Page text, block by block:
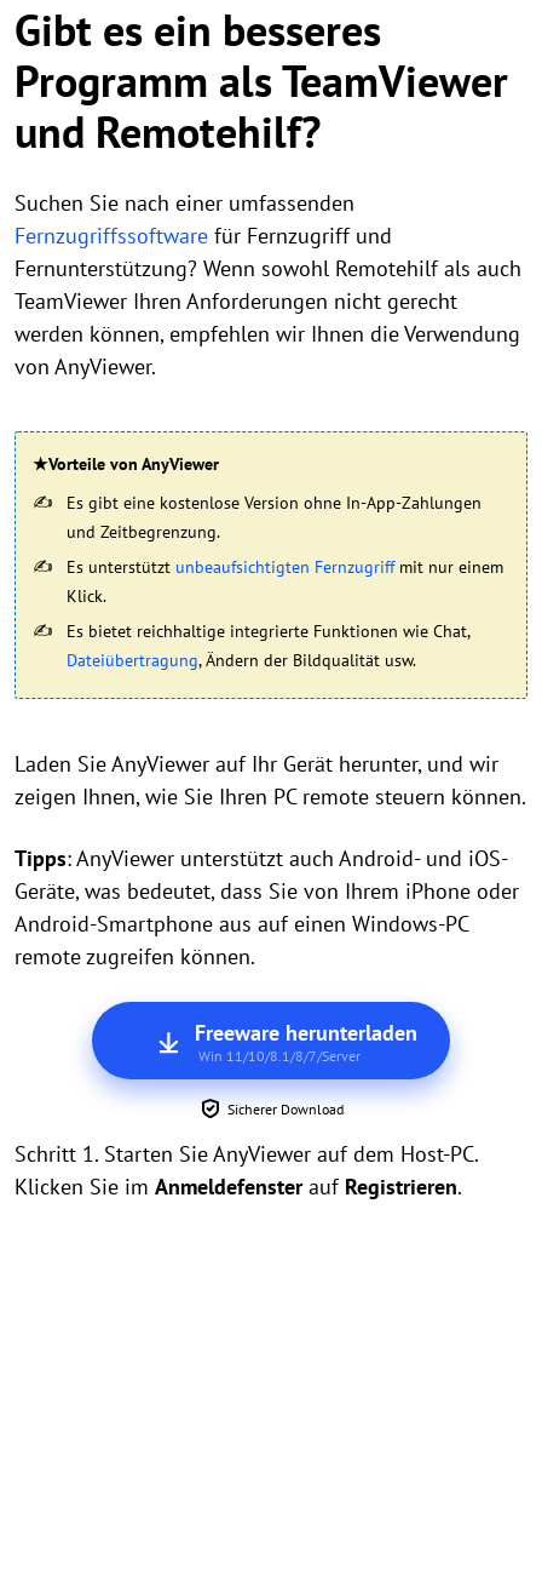
Gibt es ein besseres
Programm als TeamViewer
und Remotehilf?
Suchen Sie nach einer umfassenden
Fernzugriffssoftware für Fernzugriff und
Fernunterstützung? Wenn sowohl Remotehilf als auch
TeamViewer Ihren Anforderungen nicht gerecht
werden können, empfehlen wir Ihnen die Verwendung
von AnyViewer.
★Vorteile von AnyViewer
Es gibt eine kostenlose Version ohne In-App-Zahlungen
und Zeitbegrenzung.
Es unterstützt unbeaufsichtigten Fernzugriffmit nur einem
Klick.
Es bietet reichhaltige integrierte Funktionen wie Chat,
Dateiübertragung, Ändern der Bildqualität usw.
Laden Sie AnyViewer auf Ihr Gerät herunter, und wir
zeigen Ihnen, wie Sie Ihren PC remote steuern können.
Tipps: AnyViewer unterstützt auch Android- und iOS-
Geräte, was bedeutet, dass Sie von Ihrem iPhone oder
Android-Smartphone aus auf einen Windows-PC
remote zugreifen können.
Freeware herunterladen
Win 11/10/8.1/8/7/Server
Sicherer Download
Schritt 1. Starten Sie AnyViewer auf dem Host-PC.
Klicken Sie im Anmeldefensterauf Registrieren.